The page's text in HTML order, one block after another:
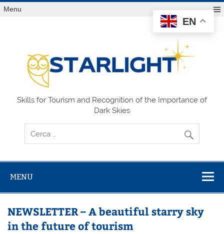
Salta
alMenu
STARLIGHT
Skills for Tourism and Recognition of the Importance of
Dark Skies
MENU
NEWSLETTER – A beautiful starry sky
in the future of tourism
EN